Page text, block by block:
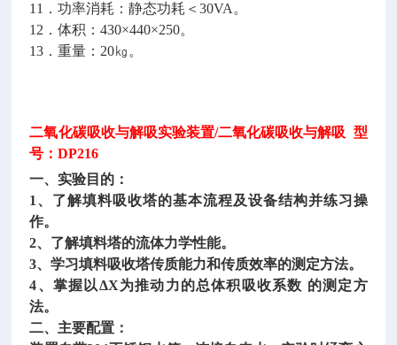
11．功率消耗：静态功耗＜30VA。
12．体积：430×440×250。
13．重量：20㎏。
二氧化碳吸收与解吸实验装置/二氧化碳吸收与解吸 型
号：DP216
一、实验目的：
1、了解填料吸收塔的基本流程及设备结构并练习操
作。
2、了解填料塔的流体力学性能。
3、学习填料吸收塔传质能力和传质效率的测定方法。
4、掌握以ΔX为推动力的总体积吸收系数 的测定方
法。
二、主要配置：